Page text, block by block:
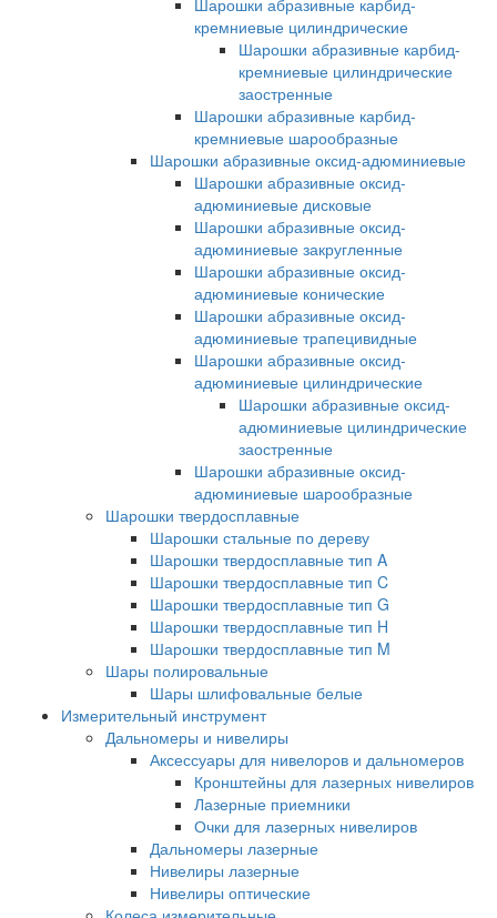
Шарошки абразивные карбид-
кремниевые цилиндрические
Шарошки абразивные карбид-
кремниевые цилиндрические
заостренные
Шарошки абразивные карбид-
кремниевые шарообразные
Шарошки абразивные оксид-адюминиевые
Шарошки абразивные оксид-
адюминиевые дисковые
Шарошки абразивные оксид-
адюминиевые закругленные
Шарошки абразивные оксид-
адюминиевые конические
Шарошки абразивные оксид-
адюминиевые трапецивидные
Шарошки абразивные оксид-
адюминиевые цилиндрические
Шарошки абразивные оксид-
адюминиевые цилиндрические
заостренные
Шарошки абразивные оксид-
адюминиевые шарообразные
Шарошки твердосплавные
Шарошки стальные по дереву
Шарошки твердосплавные тип A
Шарошки твердосплавные тип C
Шарошки твердосплавные тип G
Шарошки твердосплавные тип H
Шарошки твердосплавные тип M
Шары полировальные
Шары шлифовальные белые
Измерительный инструмент
Дальномеры и нивелиры
Аксессуары для нивелоров и дальномеров
Кронштейны для лазерных нивелиров
Лазерные приемники
Очки для лазерных нивелиров
Дальномеры лазерные
Нивелиры лазерные
Нивелиры оптические